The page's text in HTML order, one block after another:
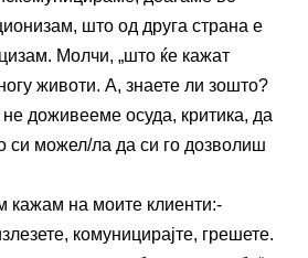
што од друга страна е
Молчи, „што ќе кажат
животи. А, знаете ли зошто?
доживееме осуда, критика, да
си можел/ла да си го дозволиш
кажам на моите клиенти:-
комуницирајте, грешете.